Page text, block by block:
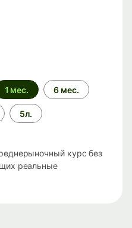
1 мес. 6 мес.
5л.
курс без
реальные